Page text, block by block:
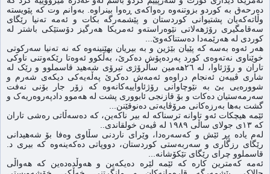
دەرحەق بە کوردو بزوتنەوە رەواکەی ڕەوا بینراوە. بەوانم وت کە پێویستە
وڵاتەکەیان پشتیوانی کوردستان و پێشمەرگە بکات و ئەمە تەنیا رێگای
سەقامگیری رۆژهەلاتی نێوەراستەو ئەمریکا هەرگیز دۆستێکی باشتر لە
کوردی لە هەرێمەدا دەستناکەوێ...
هەر ئەوە بەسە کە پێیان بێژین و بە بیریان بهێنینەوە کە نە تەنیا سەرکوتی
خوێناوی نەتەوەی کورد پەردەپۆش دەکرێ، بەڵکوو ئەوەتا رێکەوتنی ناوکی
تاران و رۆژئاوا، لە ٢٦هەمین ساڵرۆژی تیرۆی شەهید قاسملوو و رێک لە
شاری ڤییەن ئەنجام دراوەو ئەمەش دەکرێ پەڵەیەکی دیکەی شەرم و
شوورەیی بێ بە نێوچاوانی رۆژئاواییەکانەوە کە زۆر جار بۆنی نەفت
سەرمەستیان دەکات و بۆ قازنجی ئابووری پشت لە هەموو دادپەروەریەک و
گشت بەها بەرزەکانی مرۆڤایەتی دەنوقێنن...
ئێمە هیچکات ئەو تاوانە ترسناکە لە بیر ناکەین، کە دەسەڵاتی رەشی تاران
کە ١٣ی جولای ساڵی ١٩٨٩ لە ڤیەن خولقاندی..
لەم یادە پڕ ئێش و کەسەرەدا، وێرای ناردنی سڵاوی وەفا بۆ شەهیدانی
رێگای رزگاری و سەربەستی کوردستان، دووپاتی دەکەینەوە کە بیری د.
قاسملوو چرای رێگای تێکۆشانە...
ئەمە کەمترین کارە کە ئێمە لێرە دەیکەین و هەوڵدەدەین کە هەواڵی